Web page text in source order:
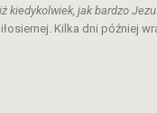
kiedykolwiek, jak bardzo
Kilka dni później